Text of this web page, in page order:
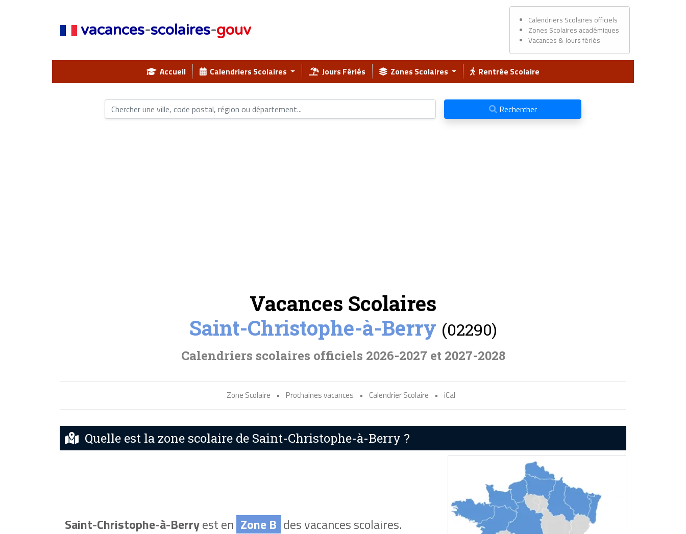
vacances-scolaires-gouv
Calendriers Scolaires officiels
Zones Scolaires académiques
Vacances & Jours fériés
Accueil Calendriers Scolaires Jours Fériés Zones Scolaires Rentrée Scolaire
Rechercher
Vacances Scolaires
Saint-Christophe-à-Berry (02290)
Calendriers scolaires officiels 2026-2027 et 2027-2028
Zone Scolaire • Prochaines vacances • Calendrier Scolaire • iCal
Quelle est la zone scolaire de Saint-Christophe-à-Berry ?
Saint-Christophe-à-Berryest en Zone B des vacances scolaires.